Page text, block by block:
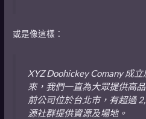
或是像這樣：
XYZ Doohickey Comany 成
來，我們一直為大眾提供高
前公司位於台北市，有超過
源社群提供資源及場地。